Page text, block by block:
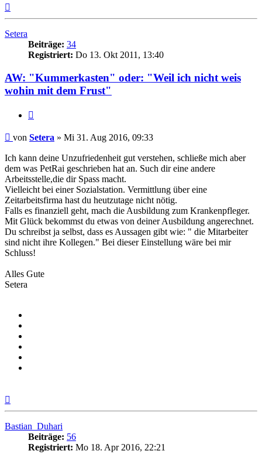
Setera
Beiträge: 34
Registriert: Do 13. Okt 2011, 13:40
AW: "Kummerkasten" oder: "Weil ich nicht weis
wohin mit dem Frust"
Beitrag
von Setera » Mi 31. Aug 2016, 09:33
Ich kann deine Unzufriedenheit gut verstehen, schließe mich aber
dem was PetRai geschrieben hat an. Such dir eine andere
Arbeitsstelle,die dir Spass macht.
Vielleicht bei einer Sozialstation. Vermittlung über eine
Zeitarbeitsfirma hast du heutzutage nicht nötig.
Falls es finanziell geht, mach die Ausbildung zum Krankenpfleger.
Mit Glück bekommst du etwas von deiner Ausbildung angerechnet.
Du schreibst ja selbst, dass es Aussagen gibt wie: " die Mitarbeiter
sind nicht ihre Kollegen." Bei dieser Einstellung wäre bei mir
Schluss!
Alles Gute
Setera
Bastian_Duhari
Beiträge: 56
Registriert: Mo 18. Apr 2016, 22:21